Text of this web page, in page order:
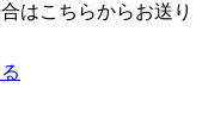
はこちらからお送り